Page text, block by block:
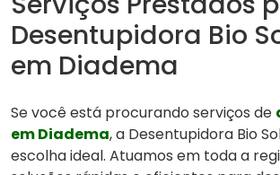
Desentupidora Bio
em Diadema
Se você está procurando serviços de
em Diadema, a Desentupidora Bio
escolha ideal. Atuamos em toda a